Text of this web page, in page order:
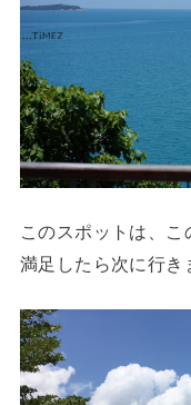
このスポットは、
満足したら次に行き